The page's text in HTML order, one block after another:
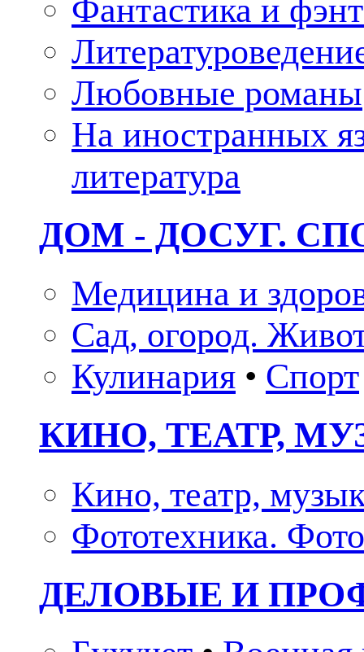
Фантастика и
Любовные романы
На иностранных
литература
ДОМ - ДОСУГ.
Медицина и
Сад, огород.
Кулинария • Спорт
КИНО, ТЕАТР,
Кино, театр,
Фототехника.
ДЕЛОВЫЕ И